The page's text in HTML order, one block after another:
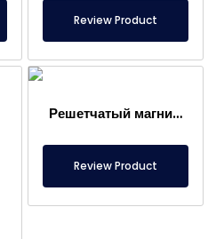
Review Product
Решетчатый магнитный сепаратор 225×225 мм
Review Product